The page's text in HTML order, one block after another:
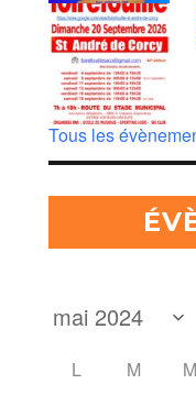
Tous les
L M M